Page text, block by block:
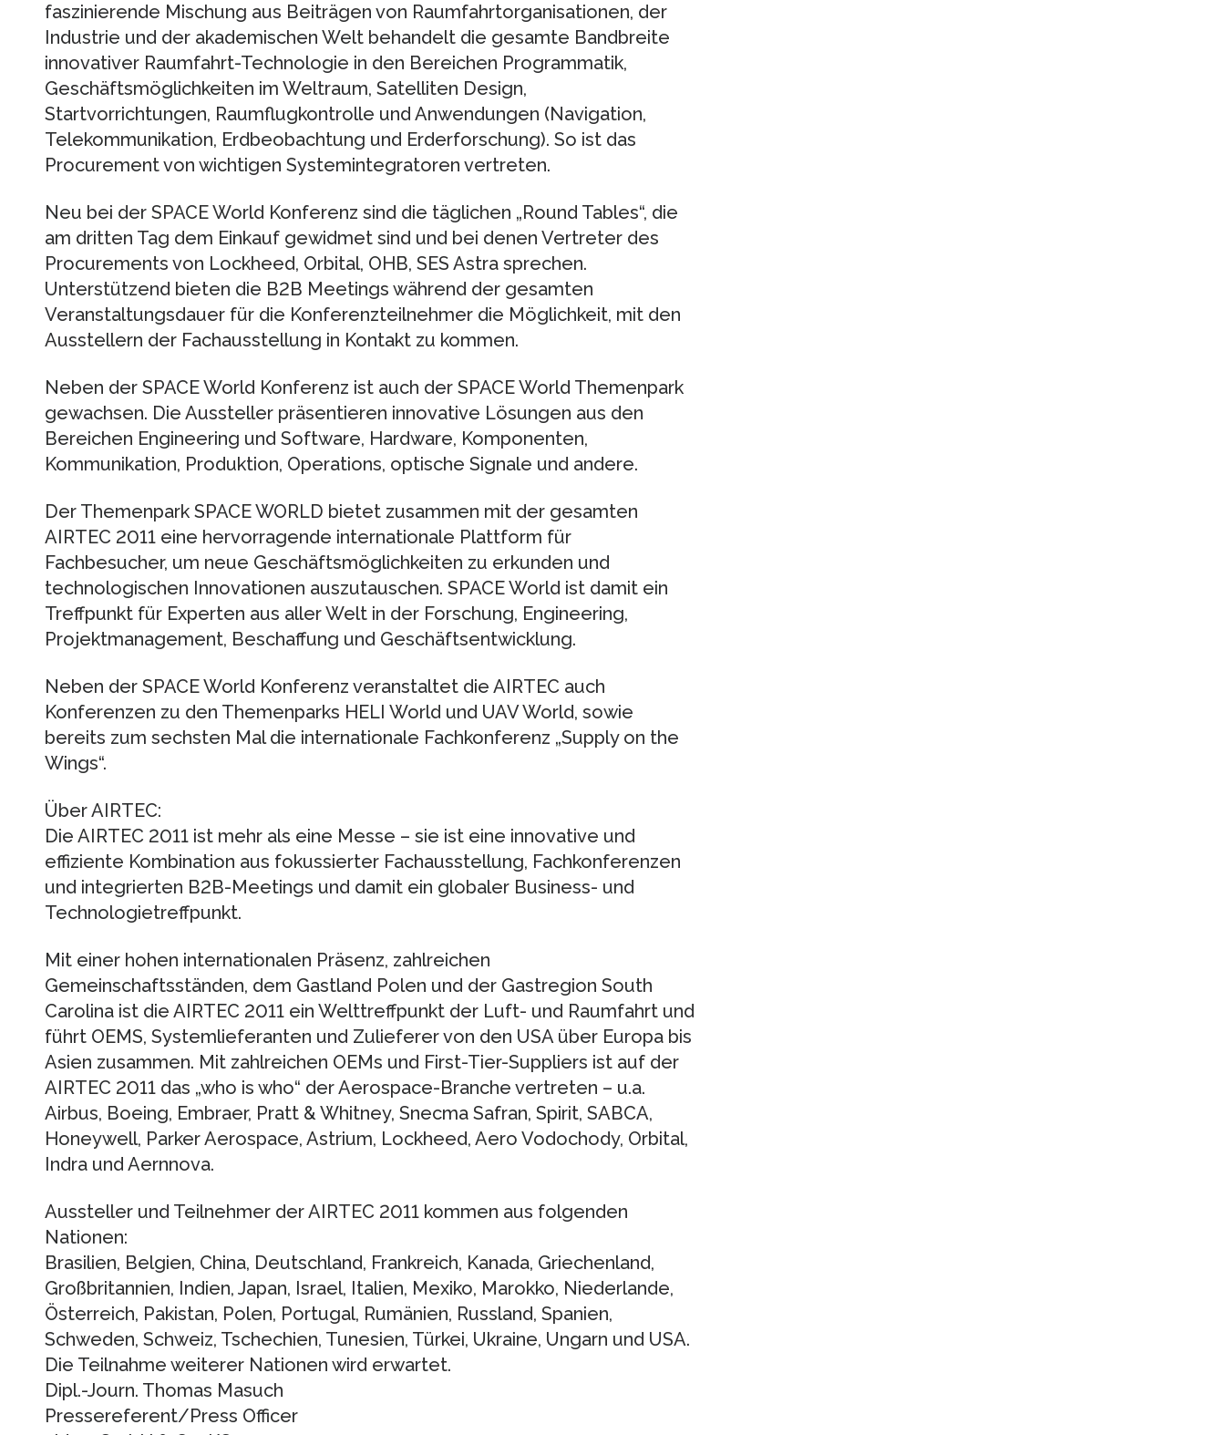
faszinierende Mischung aus Beiträgen von Raumfahrtorganisationen, der
Industrie und der akademischen Welt behandelt die gesamte Bandbreite
innovativer Raumfahrt-Technologie in den Bereichen Programmatik,
Geschäftsmöglichkeiten im Weltraum, Satelliten Design,
Startvorrichtungen, Raumflugkontrolle und Anwendungen (Navigation,
Telekommunikation, Erdbeobachtung und Erderforschung). So ist das
Procurement von wichtigen Systemintegratoren vertreten.
Neu bei der SPACE World Konferenz sind die täglichen „Round Tables“, die
am dritten Tag dem Einkauf gewidmet sind und bei denen Vertreter des
Procurements von Lockheed, Orbital, OHB, SES Astra sprechen.
Unterstützend bieten die B2B Meetings während der gesamten
Veranstaltungsdauer für die Konferenzteilnehmer die Möglichkeit, mit den
Ausstellern der Fachausstellung in Kontakt zu kommen.
Neben der SPACE World Konferenz ist auch der SPACE World Themenpark
gewachsen. Die Aussteller präsentieren innovative Lösungen aus den
Bereichen Engineering und Software, Hardware, Komponenten,
Kommunikation, Produktion, Operations, optische Signale und andere.
Der Themenpark SPACE WORLD bietet zusammen mit der gesamten
AIRTEC 2011 eine hervorragende internationale Plattform für
Fachbesucher, um neue Geschäftsmöglichkeiten zu erkunden und
technologischen Innovationen auszutauschen. SPACE World ist damit ein
Treffpunkt für Experten aus aller Welt in der Forschung, Engineering,
Projektmanagement, Beschaffung und Geschäftsentwicklung.
Neben der SPACE World Konferenz veranstaltet die AIRTEC auch
Konferenzen zu den Themenparks HELI World und UAV World, sowie
bereits zum sechsten Mal die internationale Fachkonferenz „Supply on the
Wings“.
Über AIRTEC:
Die AIRTEC 2011 ist mehr als eine Messe – sie ist eine innovative und
effiziente Kombination aus fokussierter Fachausstellung, Fachkonferenzen
und integrierten B2B-Meetings und damit ein globaler Business- und
Technologietreffpunkt.
Mit einer hohen internationalen Präsenz, zahlreichen
Gemeinschaftsständen, dem Gastland Polen und der Gastregion South
Carolina ist die AIRTEC 2011 ein Welttreffpunkt der Luft- und Raumfahrt und
führt OEMS, Systemlieferanten und Zulieferer von den USA über Europa bis
Asien zusammen. Mit zahlreichen OEMs und First-Tier-Suppliers ist auf der
AIRTEC 2011 das „who is who“ der Aerospace-Branche vertreten – u.a.
Airbus, Boeing, Embraer, Pratt & Whitney, Snecma Safran, Spirit, SABCA,
Honeywell, Parker Aerospace, Astrium, Lockheed, Aero Vodochody, Orbital,
Indra und Aernnova.
Aussteller und Teilnehmer der AIRTEC 2011 kommen aus folgenden
Nationen:
Brasilien, Belgien, China, Deutschland, Frankreich, Kanada, Griechenland,
Großbritannien, Indien, Japan, Israel, Italien, Mexiko, Marokko, Niederlande,
Österreich, Pakistan, Polen, Portugal, Rumänien, Russland, Spanien,
Schweden, Schweiz, Tschechien, Tunesien, Türkei, Ukraine, Ungarn und USA.
Die Teilnahme weiterer Nationen wird erwartet.
Dipl.-Journ. Thomas Masuch
Pressereferent/Press Officer